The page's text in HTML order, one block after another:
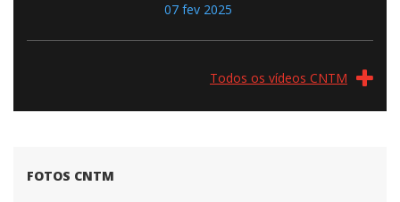
07 fev 2025
Todos os vídeos CNTM
FOTOS CNTM